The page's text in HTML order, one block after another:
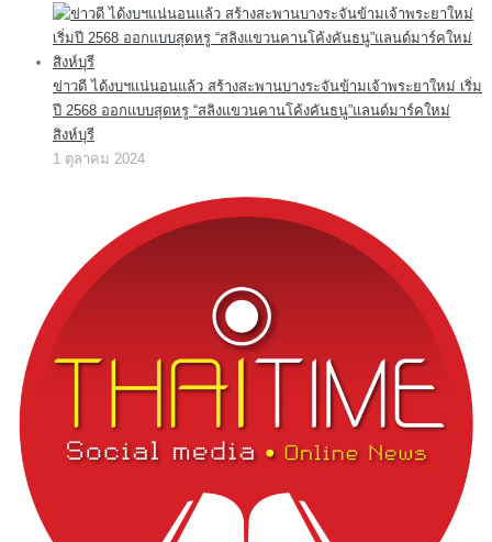
ข่าวดี ได้งบฯแน่นอนแล้ว สร้างสะพานบางระจันข้ามเจ้าพระยาใหม่ เริ่ม
ปี 2568 ออกแบบสุดหรู “สลิงแขวนคานโค้งคันธนู”แลนด์มาร์คใหม่
สิงห์บุรี
1 ตุลาคม 2024